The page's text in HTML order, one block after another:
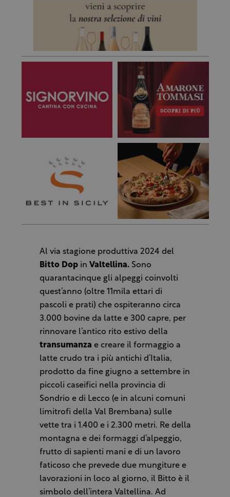
Al via stagione produttiva 2024 del
Bitto Dopin Valtellina.Sono
quarantacinque gli alpeggi coinvolti
quest’anno (oltre 11mila ettari di
pascoli e prati) che ospiteranno circa
3.000 bovine da latte e 300 capre, per
rinnovare l’antico rito estivo della
transumanza e creare il formaggio a
latte crudo tra i più antichi d’Italia,
prodotto da fine giugno a settembre in
piccoli caseifici nella provincia di
Sondrio e di Lecco (e in alcuni comuni
limitrofi della Val Brembana) sulle
vette tra i 1.400 e i 2.300 metri. Re della
montagna e dei formaggi d’alpeggio,
frutto di sapienti mani e di un lavoro
faticoso che prevede due mungiture e
lavorazioni in loco al giorno, il Bitto è il
simbolo dell’intera Valtellina. Ad